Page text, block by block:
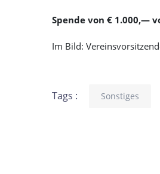
Spende von € 1.000,—
Im Bild:
Tags : Sonstiges